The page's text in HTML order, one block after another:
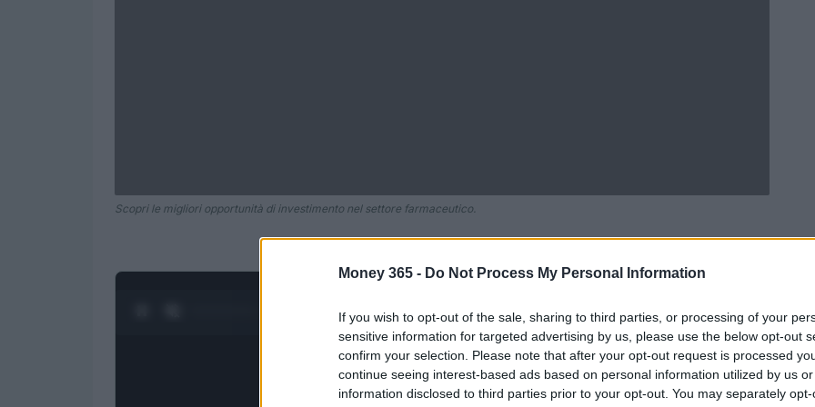
Money 365 - Do Not Process My Personal Information
If you wish to opt-out of the sale, sharing to third parties, or processing of your
sensitive information for targeted advertising by us, please use the below opt-out
confirm your selection. Please note that after your opt-out request is processed
continue seeing interest-based ads based on personal information utilized by us
information disclosed to third parties prior to your opt-out. You may separately
Scopri le migliori opportunità di investimento nel settore farmaceutico.
1/ POWERED BY